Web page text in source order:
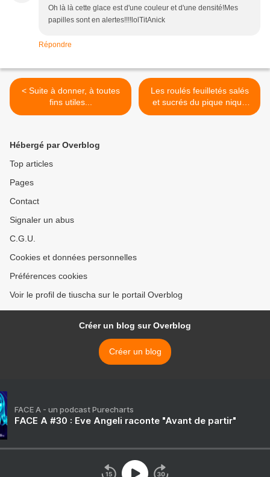
Oh là là cette glace est d'une couleur et d'une densité!Mes
papilles sont en alertes!!!!lolTitAnick
Répondre
< Suite à donner, à toutes
fins utiles...
Les roulés feuilletés salés
et sucrés du pique nique
(ou apéritif !) >
Hébergé par Overblog
Top articles
Pages
Contact
Signaler un abus
C.G.U.
Cookies et données personnelles
Préférences cookies
Voir le profil de tiuscha sur le portail Overblog
Créer un blog sur Overblog
Créer un blog
FACE A - un podcast Purecharts
FACE A #30 : Eve Angeli raconte "Avant de partir"